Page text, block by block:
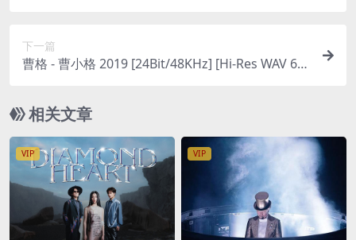
下一篇
曹格 - 曹小格 2019 [24Bit/48KHz] [Hi-Res WAV 64
相关文章
VIP VIP